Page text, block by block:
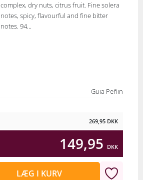
complex, dry nuts, citrus fruit. Fine solera
notes, spicy, flavourful and fine bitter
notes. 94...
Guia Peñin
269,95 DKK
149,95 DKK
LÆG I KURV